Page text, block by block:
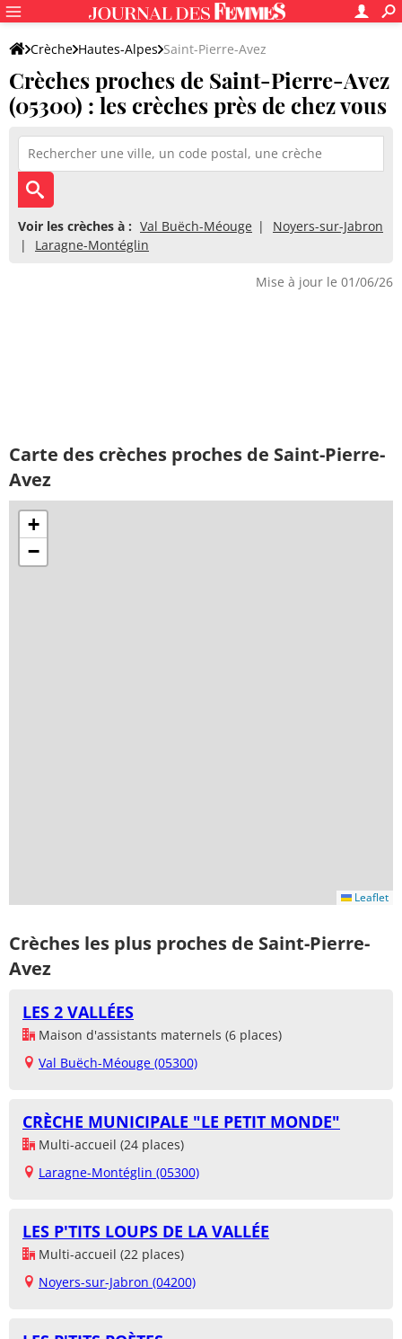
Crèche Hautes-Alpes Saint-Pierre-Avez
Crèches proches de Saint-Pierre-Avez
(05300) : les crèches près de chez vous
Voir les crèches à : Val Buëch-Méouge
Noyers-sur-Jabron
Laragne-Montéglin
Mise à jour le 01/06/26
Carte des crèches proches de Saint-Pierre-
Avez
+
−
Leaflet
Crèches les plus proches de Saint-Pierre-
Avez
LES 2 VALLÉES
Maison d'assistants maternels (6 places)
Val Buëch-Méouge (05300)
CRÈCHE MUNICIPALE "LE PETIT MONDE"
Multi-accueil (24 places)
Laragne-Montéglin (05300)
LES P'TITS LOUPS DE LA VALLÉE
Multi-accueil (22 places)
Noyers-sur-Jabron (04200)